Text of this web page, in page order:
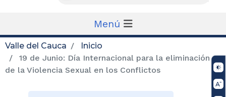
Menú
Valle del Cauca
Inicio
19 de Junio: Día Internacional para la eliminación
de la Violencia Sexual en los Conflictos